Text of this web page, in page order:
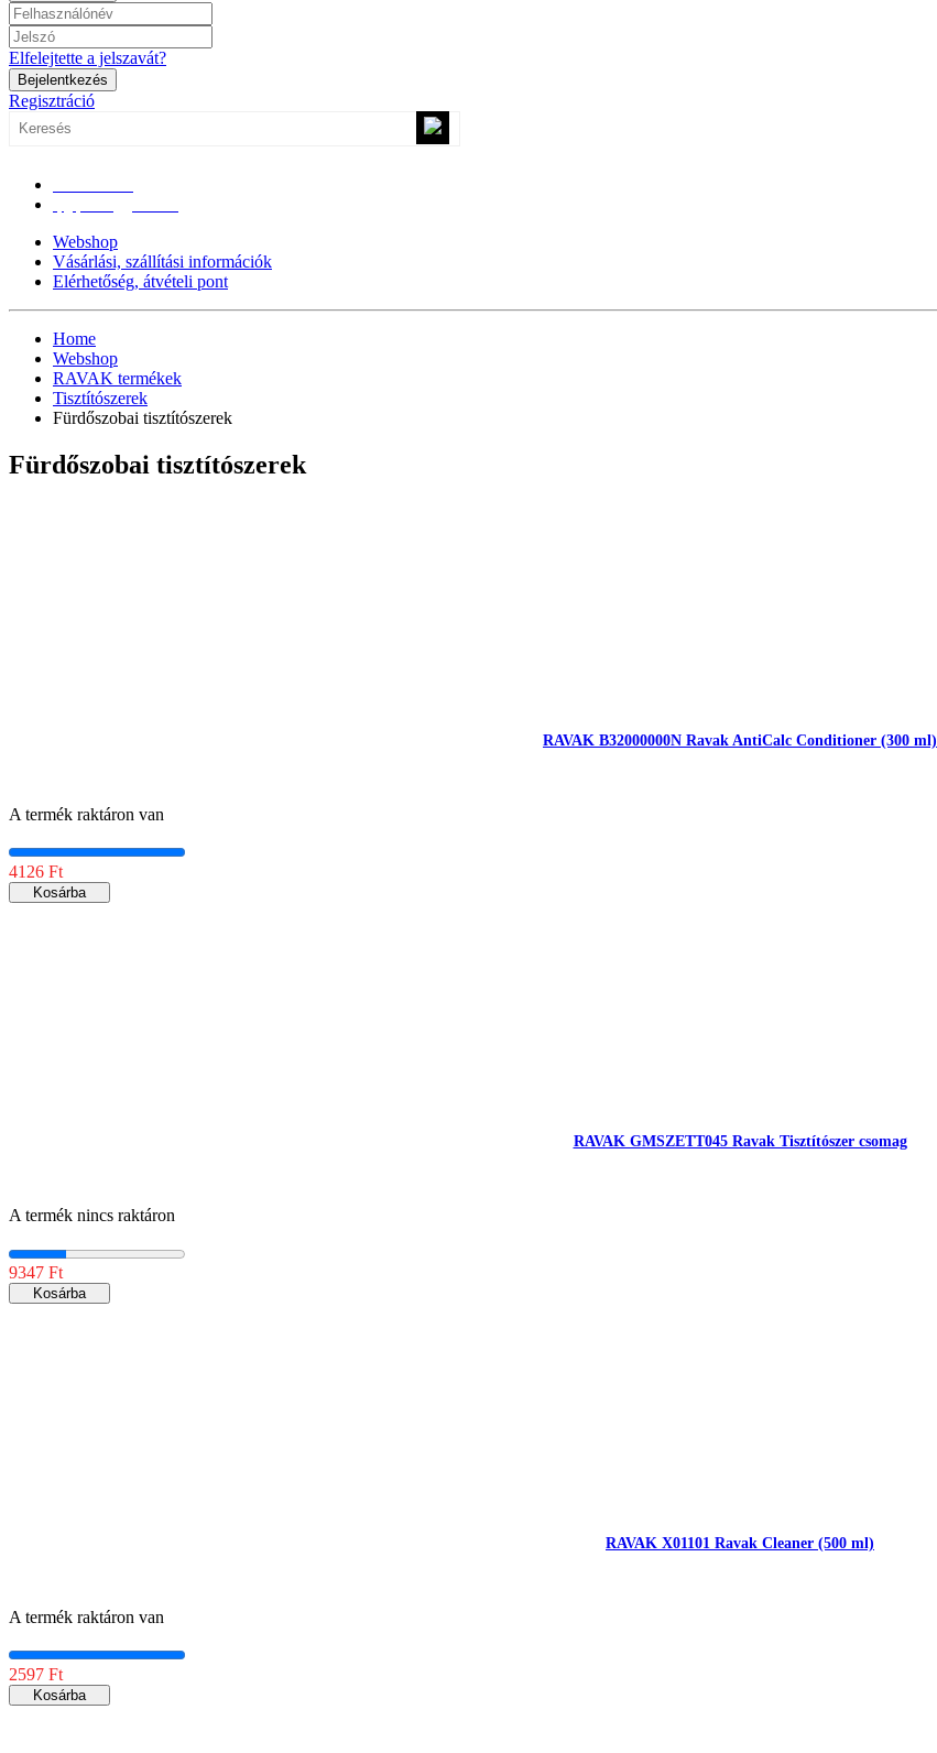
Elfelejtette a jelszavát?
Bejelentkezés
Regisztráció
Webshop
Vásárlási, szállítási információk
Elérhetőség, átvételi pont
Home
Webshop
RAVAK termékek
Tisztítószerek
Fürdőszobai tisztítószerek
Fürdőszobai tisztítószerek
RAVAK B32000000N Ravak AntiCalc Conditioner (300 ml)
A termék raktáron van
4126 Ft
Kosárba
RAVAK GMSZETT045 Ravak Tisztítószer csomag
A termék nincs raktáron
9347 Ft
Kosárba
RAVAK X01101 Ravak Cleaner (500 ml)
A termék raktáron van
2597 Ft
Kosárba